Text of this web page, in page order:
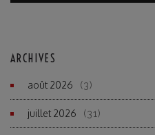
ARCHIVES
août 2026 (3)
juillet 2026 (31)